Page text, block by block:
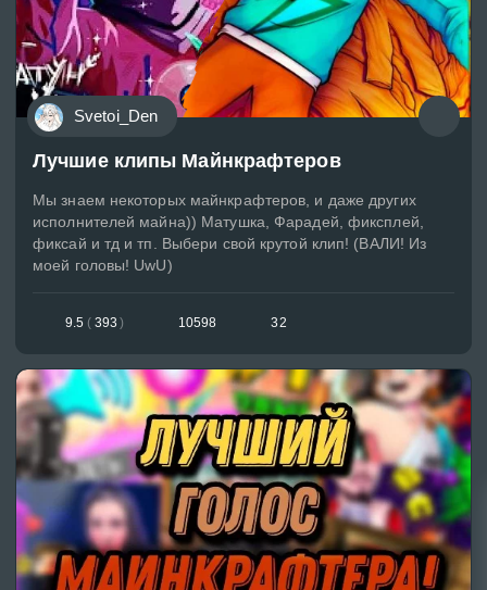
Svetoi_Den
Лучшие клипы Майнкрафтеров
Мы знаем некоторых майнкрафтеров, и даже других
исполнителей майна)) Матушка, Фарадей, фиксплей,
фиксай и тд и тп. Выбери свой крутой клип! (ВАЛИ! Из
моей головы! UwU)
9.5 ( 393 ) 10598 32